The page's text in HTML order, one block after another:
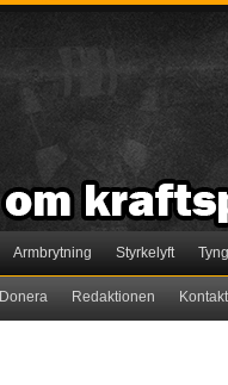
Armbrytning Styrkelyft
Donera Redaktionen Kontakt